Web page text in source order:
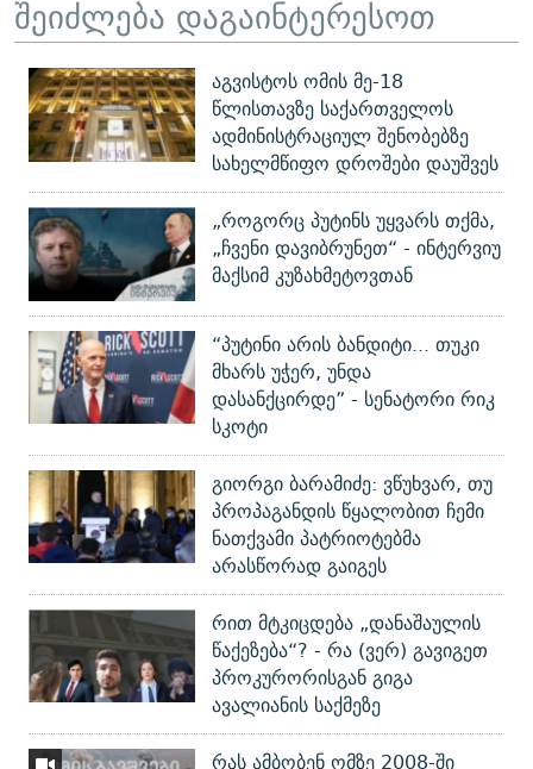
შეიძლება დაგაინტერესოთ
აგვისტოს ომის მე-18
წლისთავზე საქართველოს
ადმინისტრაციულ შენობებზე
სახელმწიფო დროშები დაუშვეს
„როგორც პუტინს უყვარს თქმა,
„ჩვენი დავიბრუნეთ“ - ინტერვიუ
მაქსიმ კუზახმეტოვთან
“პუტინი არის ბანდიტი... თუკი
მხარს უჭერ, უნდა
დასანქცირდე” - სენატორი რიკ
სკოტი
გიორგი ბარამიძე: ვწუხვარ, თუ
პროპაგანდის წყალობით ჩემი
ნათქვამი პატრიოტებმა
არასწორად გაიგეს
რით მტკიცდება „დანაშაულის
წაქეზება“? - რა (ვერ) გავიგეთ
პროკურორისგან გიგა
ავალიანის საქმეზე
რას ამბობენ ომზე 2008-ში